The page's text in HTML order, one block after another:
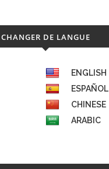
CHANGER DE LANGUE
ENGLISH
ESPAÑOL
CHINESE
ARABIC